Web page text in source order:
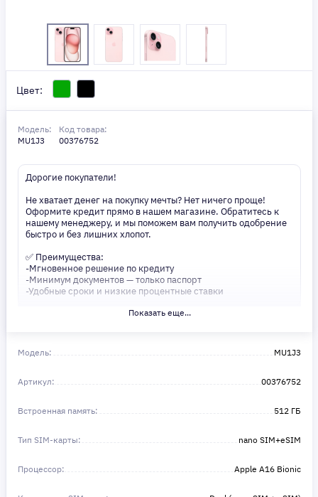
Цвет:
Модель:
MU1J3
Код товара:
00376752
Дорогие покупатели!
Не хватает денег на покупку мечты? Нет ничего проще!
Оформите кредит прямо в нашем магазине. Обратитесь к
нашему менеджеру, и мы поможем вам получить одобрение
быстро и без лишних хлопот.
✅ Преимущества:
-Мгновенное решение по кредиту
-Минимум документов — только паспорт
-Удобные сроки и низкие процентные ставки
Не откладывайте свои желания на потом! Получите то, что
Показать еще...
Модель: MU1J3
Артикул: 00376752
Встроенная память: 512 ГБ
Тип SIM-карты: nano SIM+eSIM
Процессор: Apple A16 Bionic